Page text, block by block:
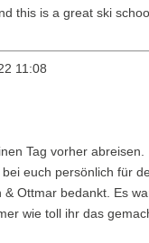
this is a great ski
11:08
Tag vorher abreisen.
euch persönlich für
& Ottmar bedankt. Es
wie toll ihr das